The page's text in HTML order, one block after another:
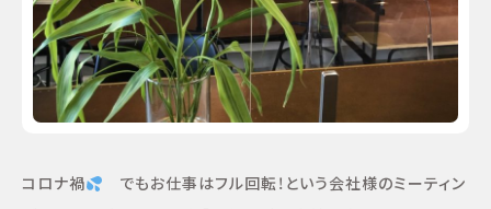
コロナ禍
でもお仕事はフル回転！という会社様のミーティン